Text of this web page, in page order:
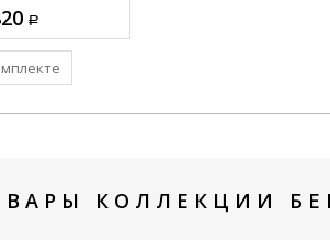
101
101
КОЛЛЕКЦИИ